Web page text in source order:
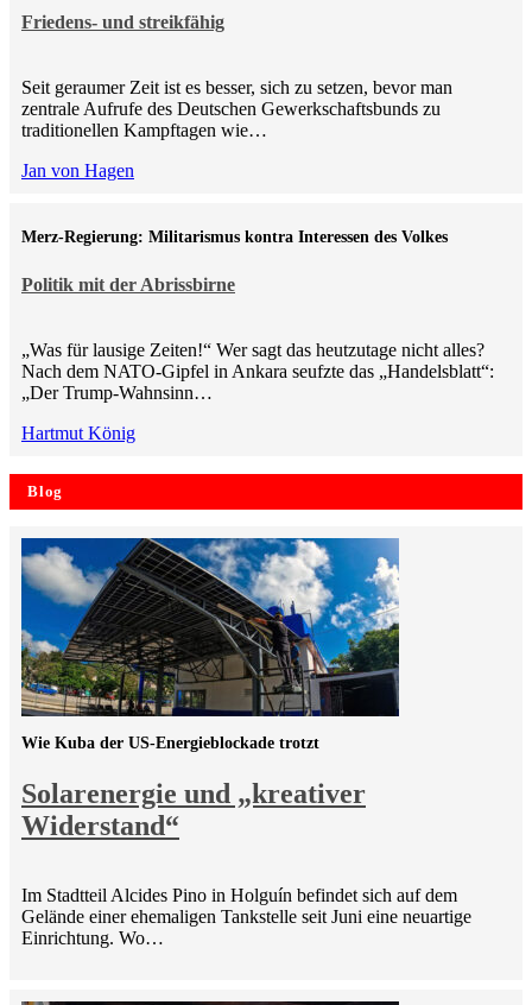
Friedens- und streikfähig
Seit geraumer Zeit ist es besser, sich zu setzen, bevor man
zentrale Aufrufe des Deutschen Gewerkschaftsbunds zu
traditionellen Kampftagen wie…
Jan von Hagen
Politik mit der Abrissbirne
Merz-Regierung: Militarismus kontra Inte­ressen des Volkes
„Was für lausige Zeiten!“ Wer sagt das heutzutage nicht alles?
Nach dem NATO-Gipfel in Ankara seufzte das „Handelsblatt“:
„Der Trump-Wahnsinn…
Hartmut König
Blog
Solarenergie und „kreativer
Widerstand“
Wie Kuba der US-Energieblockade trotzt
Im Stadtteil Alcides Pino in Holguín befindet sich auf dem
Gelände einer ehemaligen Tankstelle seit Juni eine neuartige
Einrichtung. Wo…